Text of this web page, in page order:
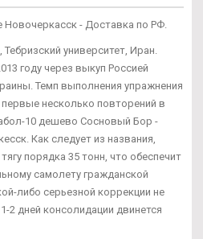
Новочеркасск - Доставка по РФ.
университет, Иран.
году через выкуп Россией
Темп выполнения упражнения
несколько повторений в
10 дешево Сосновый Бор -
Как следует из названия,
порядка 35 тонн, что обеспечит
самолету гражданской
либо серьезной коррекции не
2 дней консолидации двинется